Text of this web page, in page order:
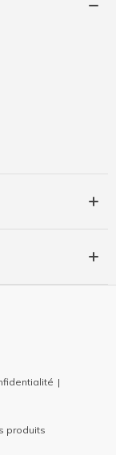
produits